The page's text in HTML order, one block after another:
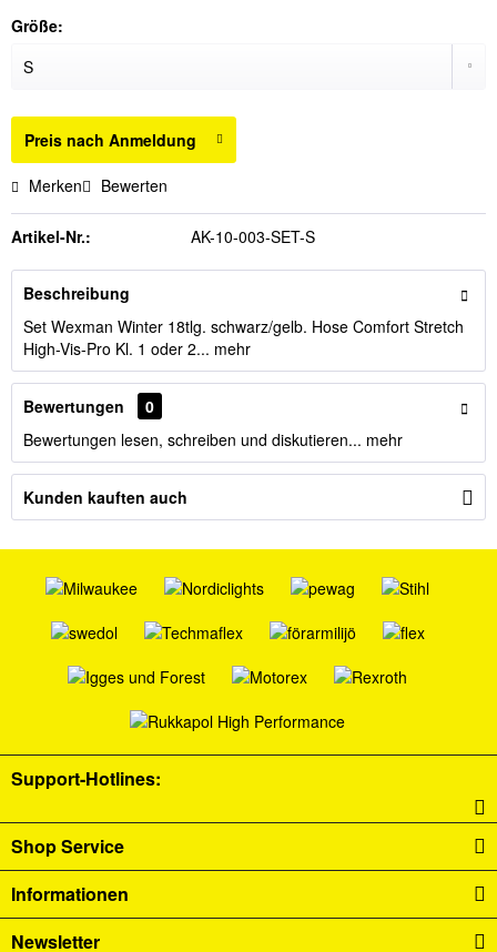
Größe:
Preis nach Anmeldung
Merken Bewerten
Artikel-Nr.: AK-10-003-SET-S
Beschreibung
Set Wexman Winter 18tlg. schwarz/gelb. Hose Comfort Stretch
High-Vis-Pro Kl. 1 oder 2... mehr
Bewertungen
0
Bewertungen lesen, schreiben und diskutieren... mehr
Kunden kauften auch
Support-Hotlines:
Shop Service
Informationen
Newsletter